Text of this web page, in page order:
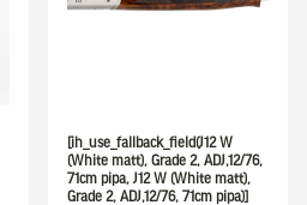
[ih_use_fallback_field(J12 W
(White matt), Grade 2, ADJ,12/76,
71cm pipa, J12 W (White matt),
Grade 2, ADJ,12/76, 71cm pipa)]